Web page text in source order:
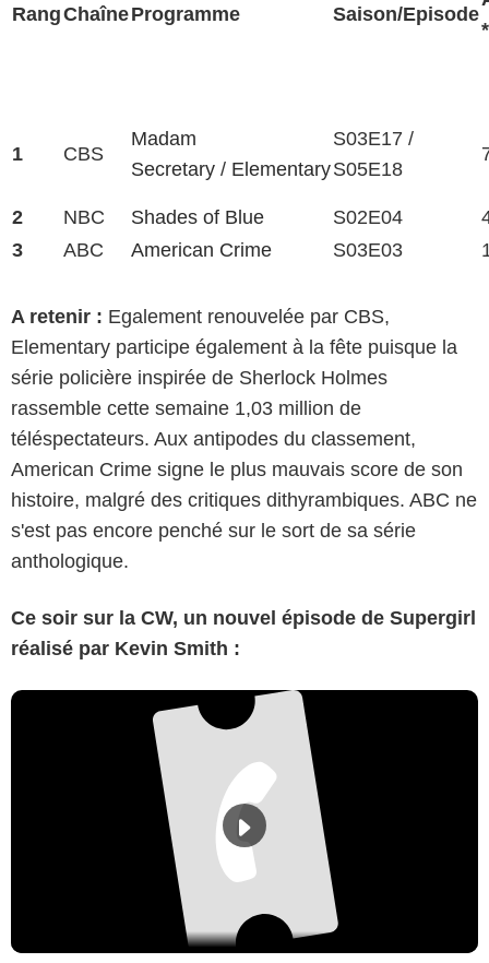
RangChaîneProgramme Saison/Episode
*
1 CBS
Madam
Secretary / Elementary
S03E17 /
S05E18
2 NBC Shades of Blue S02E04
3
ABC American Crime S03E03
A retenir : Egalement renouvelée par CBS,
Elementary participe également à la fête puisque la
série policière inspirée de Sherlock Holmes
rassemble cette semaine 1,03 million de
téléspectateurs. Aux antipodes du classement,
American Crime signe le plus mauvais score de son
histoire, malgré des critiques dithyrambiques. ABC ne
s'est pas encore penché sur le sort de sa série
anthologique.
Ce soir sur la CW, un nouvel épisode de Supergirl
réalisé par Kevin Smith :